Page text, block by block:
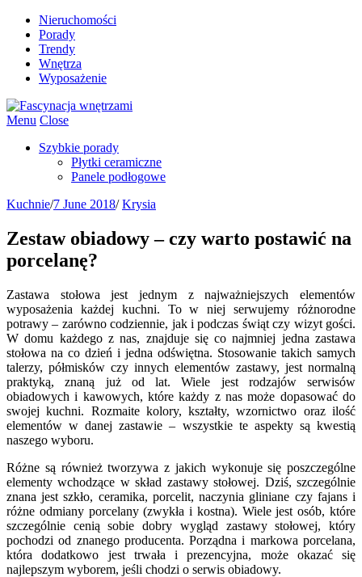
Nieruchomości
Porady
Trendy
Wnętrza
Wyposażenie
Menu Close
Szybkie porady
Płytki ceramiczne
Panele podłogowe
Kuchnie/7 June 2018/ Krysia
Zestaw obiadowy – czy warto postawić na
porcelanę?
Zastawa stołowa jest jednym z najważniejszych elementów
wyposażenia każdej kuchni. To w niej serwujemy różnorodne
potrawy – zarówno codziennie, jak i podczas świąt czy wizyt gości.
W domu każdego z nas, znajduje się co najmniej jedna zastawa
stołowa na co dzień i jedna odświętna. Stosowanie takich samych
talerzy, półmisków czy innych elementów zastawy, jest normalną
praktyką, znaną już od lat. Wiele jest rodzajów serwisów
obiadowych i kawowych, które każdy z nas może dopasować do
swojej kuchni. Rozmaite kolory, kształty, wzornictwo oraz ilość
elementów w danej zastawie – wszystkie te aspekty są kwestią
naszego wyboru.
Różne są również tworzywa z jakich wykonuje się poszczególne
elementy wchodzące w skład zastawy stołowej. Dziś, szczególnie
znana jest szkło, ceramika, porcelit, naczynia gliniane czy fajans i
różne odmiany porcelany (zwykła i kostna). Wiele jest osób, które
szczególnie cenią sobie dobry wygląd zastawy stołowej, który
pochodzi od znanego producenta. Porządna i markowa porcelana,
która dodatkowo jest trwała i prezencyjna, może okazać się
najlepszym wyborem, jeśli chodzi o serwis obiadowy.